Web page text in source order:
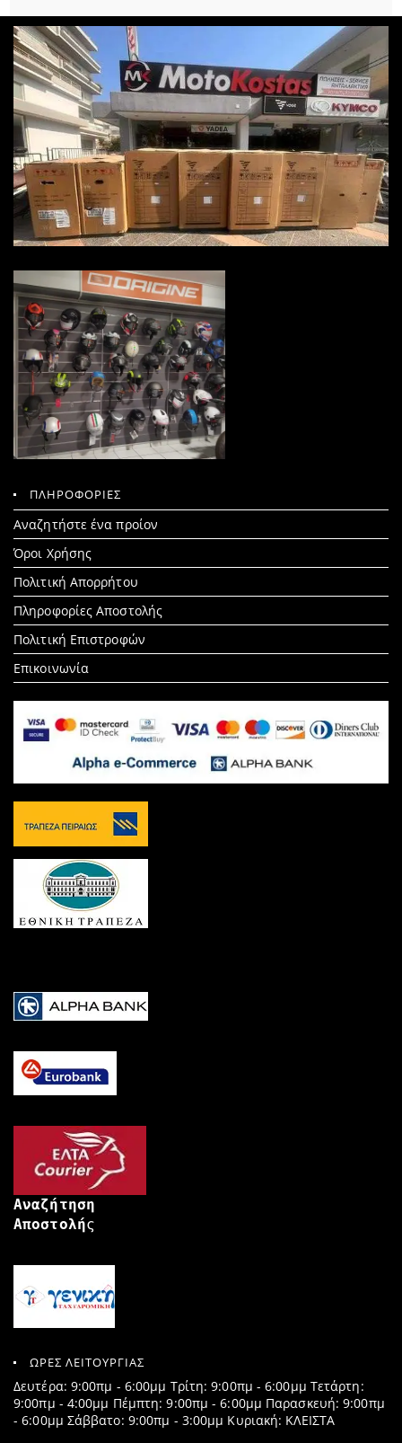
ΠΛΗΡΟΦΟΡΙΕΣ
Αναζητήστε ένα προίον
Search
for:
Όροι Χρήσης
Πολιτική Απορρήτου
Πληροφορίες Αποστολής
Πολιτική Επιστροφών
Επικοινωνία
Αναζήτηση
Αποστολής
ΩΡΕΣ ΛΕΙΤΟΥΡΓΙΑΣ
Δευτέρα: 9:00πμ - 6:00μμ Τρίτη: 9:00πμ - 6:00μμ Τετάρτη:
9:00πμ - 4:00μμ Πέμπτη: 9:00πμ - 6:00μμ Παρασκευή: 9:00πμ
- 6:00μμ Σάββατο: 9:00πμ - 3:00μμ Κυριακή: ΚΛΕΙΣΤΑ